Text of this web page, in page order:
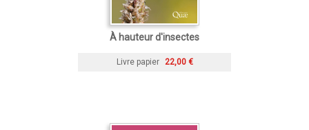
À hauteur d'insectes
Livre papier 22,00 €